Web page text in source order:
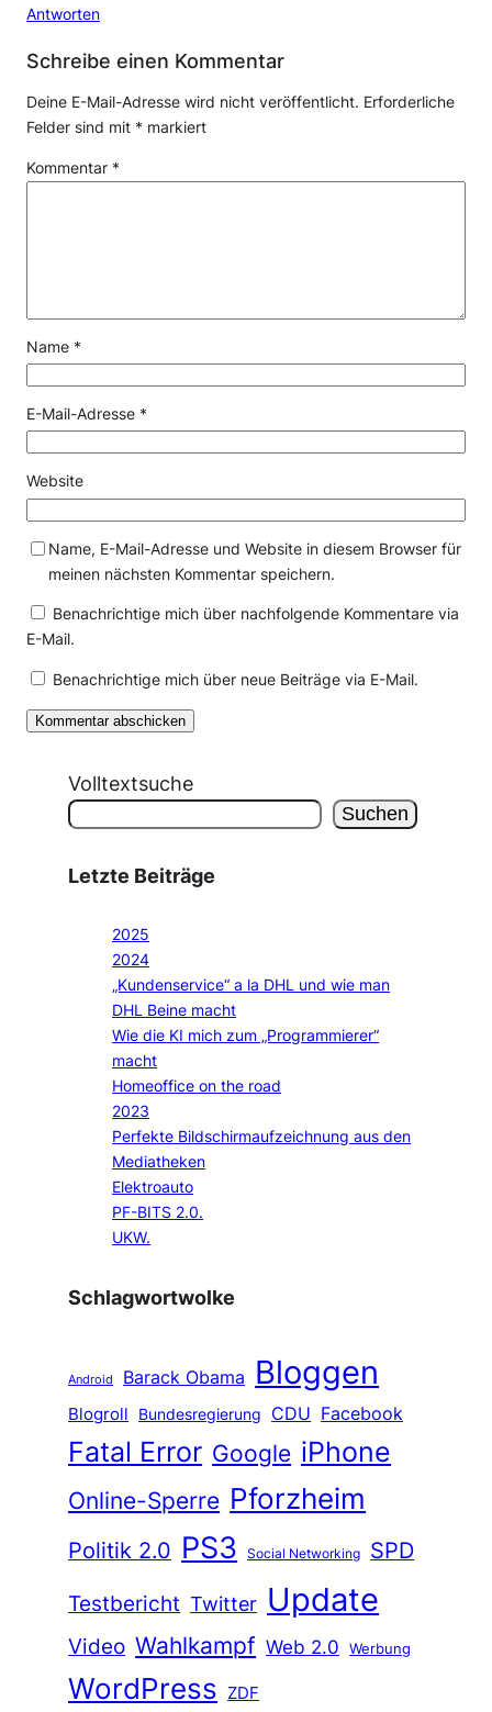
Antworten
Schreibe einen Kommentar
Deine E-Mail-Adresse wird nicht veröffentlicht. Erforderliche
Felder sind mit * markiert
Kommentar *
Name *
E-Mail-Adresse *
Website
Name, E-Mail-Adresse und Website in diesem Browser für
meinen nächsten Kommentar speichern.
Benachrichtige mich über nachfolgende Kommentare via
E-Mail.
Benachrichtige mich über neue Beiträge via E-Mail.
Volltextsuche
Suchen
Letzte Beiträge
2025
2024
„Kundenservice“ a la DHL und wie man
DHL Beine macht
Wie die KI mich zum „Programmierer“
macht
Homeoffice on the road
2023
Perfekte Bildschirmaufzeichnung aus den
Mediatheken
Elektroauto
PF-BITS 2.0.
UKW.
Schlagwortwolke
Android Barack Obama Bloggen
Blogroll Bundesregierung CDU Facebook
Fatal Error Google iPhone
Online-Sperre Pforzheim
Politik 2.0 PS3 Social Networking
SPD
Testbericht Twitter Update
Video Wahlkampf Web 2.0 Werbung
WordPress ZDF